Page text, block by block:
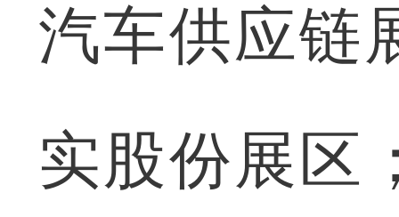
汽车供应链
实股份展区